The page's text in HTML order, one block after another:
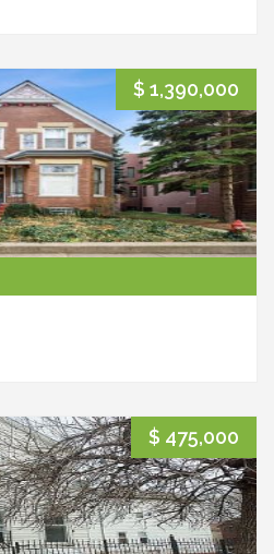
$ 1,390,000
$ 475,000